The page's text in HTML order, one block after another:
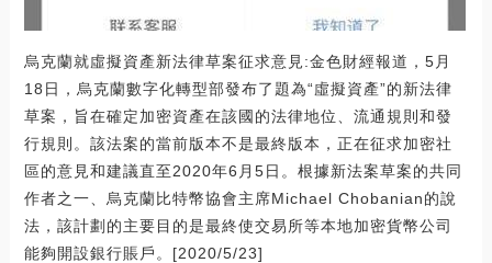
烏克蘭就虛擬資產新法律草案征求意見:金色財經報道，5月
18日，烏克蘭數字化轉型部發布了題為“虛擬資產”的新法律
草案，旨在確定加密資產在該國的法律地位、流通規則和發
行規則。該法案的當前版本不是最終版本，正在征求加密社
區的意見和建議直至2020年6月5日。根據新法案草案的共同
作者之一、烏克蘭比特幣協會主席Michael Chobanian的說
法，該計劃的主要目的是最終使交易所等本地加密貨幣公司
能夠開設銀行賬戶。[2020/5/23]